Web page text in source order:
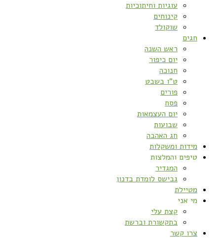
עוגיות וחיתוכיות
קינוחים
שוקולד
חגים
ראש השנה
יום כיפור
חנוכה
ט”ו בשבט
פורים
פסח
יום העצמאות
שבועות
חג האהבה
מידות ומשקלות
טיפים והמלצות
המגדיר
גבישס לומדת בדנון
מטיילת
מי אני
קצת עלי
בתקשורת וברשת
צרו קשר